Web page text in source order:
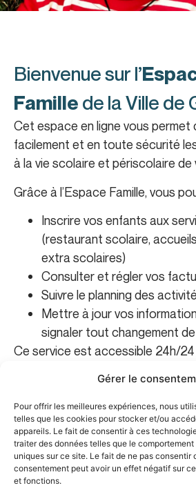
Gérer le
Pour offrir les meilleures expériences, nous
telles que les cookies pour stocker et/ou
appareils. Le fait de consentir à ces
traiter des données telles que le
uniques sur ce site. Le fait de ne pas consentir
consentement peut avoir un effet négatif sur
et fonctions.
Bienvenue sur l’
Famille de la Ville de
Cet espace en ligne vous permet
facilement et en toute sécurité
à la vie scolaire et périscolaire de
Grâce à l’Espace Famille, vous
Inscrire vos enfants aux
(restaurant scolaire,
extra scolaires)
Consulter et régler vos
Suivre le planning des
Mettre à jour vos
signaler tout changement
Ce service est accessible 24h/
Accéder à l'Espace